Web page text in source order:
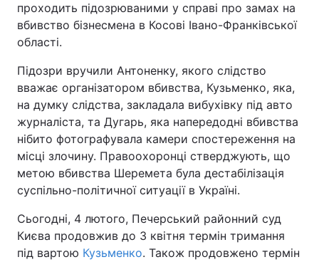
проходить підозрюваними у справі про замах на
вбивство бізнесмена в Косові Івано-Франківської
області.
Підозри вручили Антоненку, якого слідство
вважає організатором вбивства, Кузьменко, яка,
на думку слідства, закладала вибухівку під авто
журналіста, та Дугарь, яка напередодні вбивства
нібито фотографувала камери спостереження на
місці злочину. Правоохоронці стверджують, що
метою вбивства Шеремета була дестабілізація
суспільно-політичної ситуації в Україні.
Сьогодні, 4 лютого, Печерський районний суд
Києва продовжив до 3 квітня термін тримання
під вартою Кузьменко. Також продовжено термін